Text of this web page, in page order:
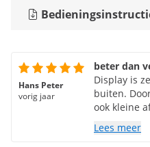
Hans Peter
vorig jaar
beter dan
Display is
buiten.
ook kleine
Lettertype
Lees meer